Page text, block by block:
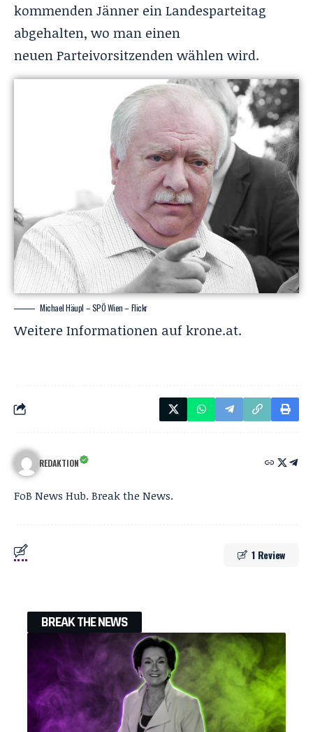
kommenden Jänner ein Landesparteitag
abgehalten, wo man einen
neuen Parteivorsitzenden wählen wird.
Michael Häupl – SPÖ Wien – Flickr
Weitere Informationen aufkrone.at.
REDAKTION
FoB News Hub. Break the News.
1 Review
BREAK THE NEWS